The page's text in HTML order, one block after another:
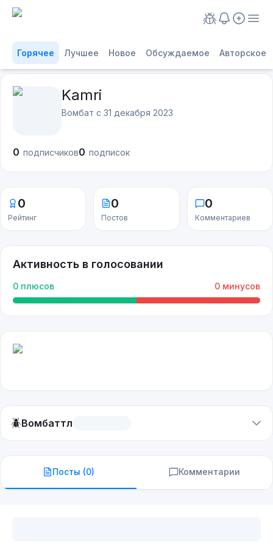
Горячее Лучшее Новое Обсуждаемое Авторское
Kamri
Вомбат с 31 декабря 2023
0 подписчиков0 подписок
0
Рейтинг
0
Постов
0
Комментариев
Активность в голосовании
0 плюсов 0 минусов
🪲Вомбаттл
Посты (0) Комментарии